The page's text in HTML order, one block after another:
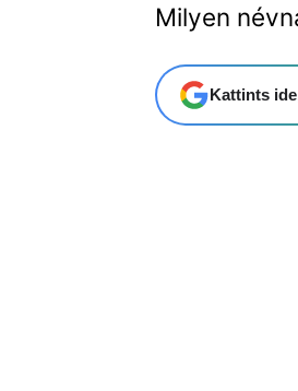
Milyen
Kattints